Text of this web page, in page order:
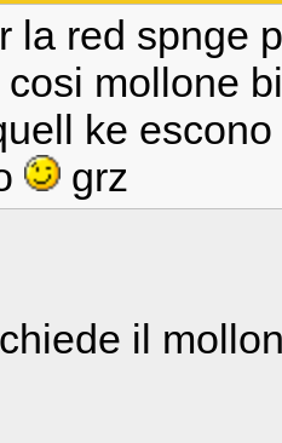
la red spnge
mollone
ke
grz
il